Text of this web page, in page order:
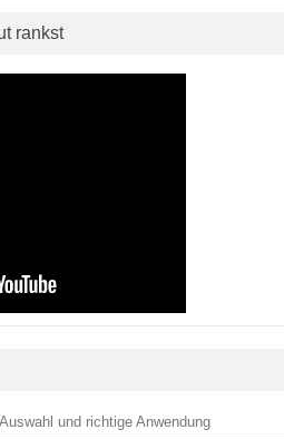
rankst
und richtige Anwendung